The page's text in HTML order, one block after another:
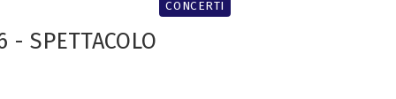
- SPETTACOLO
CONCERTI